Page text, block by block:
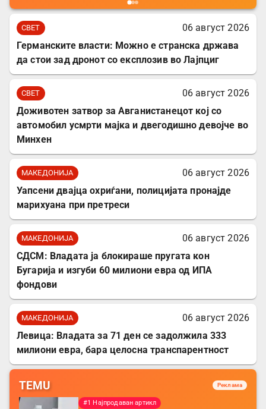
СВЕТ
06 август 2026
Германските власти: Можно е странска држава
да стои зад дронот со експлозив во Лајпциг
СВЕТ
06 август 2026
Доживотен затвор за Авганистанецот кој со
автомобил усмрти мајка и двегодишно девојче во
Минхен
МАКЕДОНИЈА
06 август 2026
Уапсени двајца охриѓани, полицијата пронајде
марихуана при претреси
МАКЕДОНИЈА
06 август 2026
СДСМ: Владата ја блокираше пругата кон
Бугарија и изгуби 60 милиони евра од ИПА
фондови
МАКЕДОНИЈА
06 август 2026
Левица: Владата за 71 ден се задолжила 333
милиони евра, бара целосна транспарентност
TEMU Реклама
#1 Најпродаван артикл